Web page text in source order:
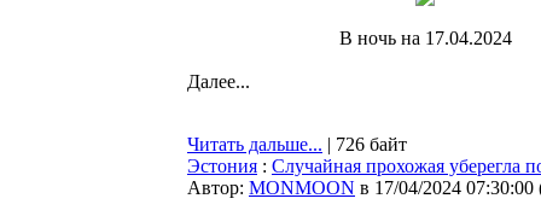
В ночь на 17.04.2024
Далее...
Читать дальше... | 726 байт
Эстония : Случайная прохожая
Автор: MONMOON в 17/04/2024 07:30:00